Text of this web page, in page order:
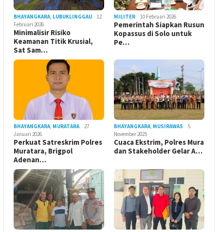
BHAYANGKARA, LUBUKLINGGAU
12
Februari 2026
Minimalisir Risiko
Keamanan Titik Krusial,
Sat Sam…
MILITER 10 Februari 2026
Pemerintah Siapkan Rusun
Kopassus di Solo untuk
Pe…
BHAYANGKARA, MURATARA
27
Januari 2026
Perkuat Satreskrim Polres
Muratara, Brigpol
Adenan…
BHAYANGKARA, MUSIRAWAS
5
November 2025
Cuaca Ekstrim, Polres Mura
dan Stakeholder Gelar A…